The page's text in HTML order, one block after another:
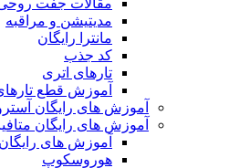
مقالات جفت
مدیتیشن و مراقبه
مانترا رایگان
کد جذب
تارهای اتری
آموزش قطع
آموزش های رایگان
آموزش های رایگان
آموزش های
هوروسکوپ